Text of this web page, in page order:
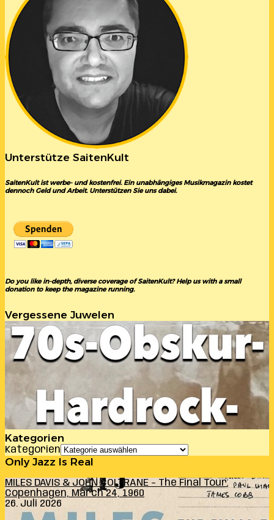
Unterstütze SaitenKult
SaitenKult ist werbe- und kostenfrei. Ein unabhängiges Musikmagazin kostet
dennoch Geld und Arbeit. Unterstützen Sie uns dabei.
Do you like in-depth, diverse coverage of SaitenKult? Help us with a small
donation to keep the magazine running.
Vergessene Juwelen
Kategorien
Kategorien
Only Jazz Is Real
MILES DAVIS & JOHN COLTRANE – The Final Tour:
Copenhagen, March 24, 1960
26. Juli 2026